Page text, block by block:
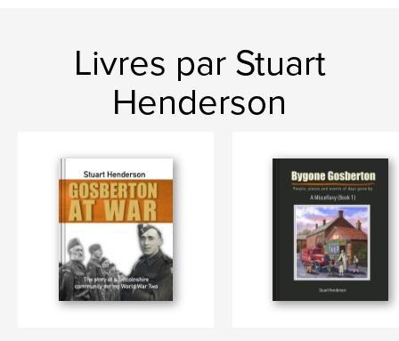
Livres par Stuart
Henderson